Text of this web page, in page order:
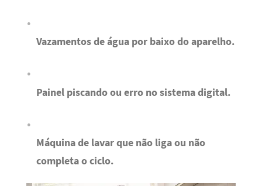
Vazamentos de água por baixo do aparelho.
Painel piscando ou erro no sistema digital.
Máquina de lavar que não liga ou não
completa o ciclo.